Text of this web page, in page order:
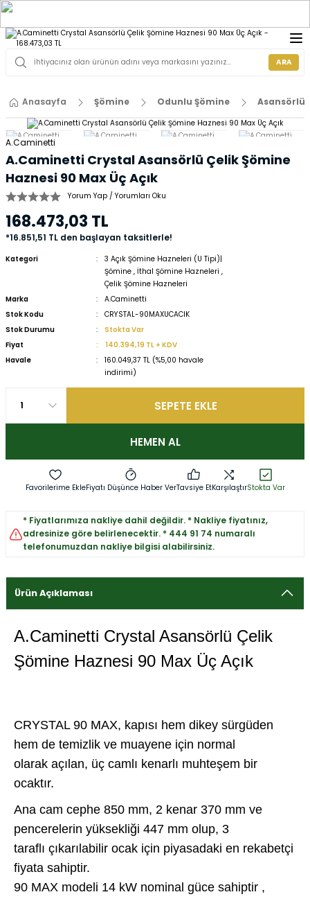
ARA
Anasayfa Şömine Odunlu Şömine Asansörlü
A.Caminetti
A.Caminetti Crystal Asansörlü Çelik Şömine
Haznesi 90 Max Üç Açık
Yorum Yap / Yorumları Oku
168.473,03 TL
*16.851,51 TL den başlayan taksitlerle!
Kategori
3 Açık Şömine Hazneleri (U Tipi)|
Şömine ,İthal Şömine Hazneleri ,
Çelik Şömine Hazneleri
Marka
A.Caminetti
Stok Kodu
CRYSTAL-90MAXUCACIK
Stok Durumu
Stokta Var
Fiyat
140.394,19 TL + KDV
Havale
160.049,37 TL (%5,00 havale
indirimi)
SEPETE EKLE
HEMEN AL
Fiyatı Düşünce Haber VerTavsiye EtKarşılaştırStokta Var
* Fiyatlarımıza nakliye dahil değildir. * Nakliye fiyatınız,
adresinize göre belirlenecektir. * 444 91 74 numaralı
telefonumuzdan nakliye bilgisi alabilirsiniz.
Ürün Açıklaması
A.Caminetti Crystal Asansörlü Çelik
Şömine Haznesi 90 Max Üç Açık
CRYSTAL 90 MAX, kapısı hem dikey sürgüden
hem de temizlik ve muayene için normal
olarak açılan, üç camlı kenarlı muhteşem bir
ocaktır.
Ana cam cephe 850 mm, 2 kenar 370 mm ve
pencerelerin yüksekliği 447 mm olup, 3
taraflı çıkarılabilir ocak için piyasadaki en rekabetçi
fiyata sahiptir.
90 MAX modeli 14 kW nominal güce sahiptir ,